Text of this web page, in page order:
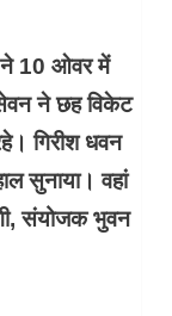
ने 10 ओवर में
ने छह विकेट
गिरीश धवन
सुनाया। वहां
संयोजक भुवन